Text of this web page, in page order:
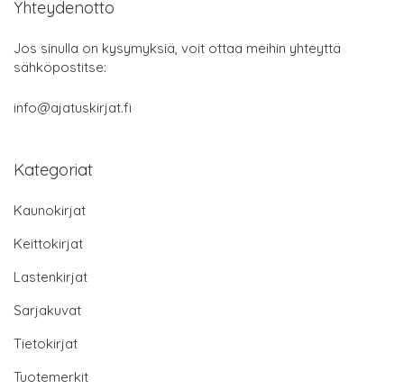
Yhteydenotto
Jos sinulla on kysymyksiä, voit ottaa meihin yhteyttä
sähköpostitse:
info@ajatuskirjat.fi
Kategoriat
Kaunokirjat
Keittokirjat
Lastenkirjat
Sarjakuvat
Tietokirjat
Tuotemerkit